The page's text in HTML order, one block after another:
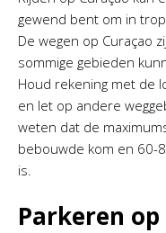
gewend bent om in
De wegen op Curaçao
sommige gebieden
Houd rekening met de
en let op andere
weten dat de
bebouwde kom en 60-
is.
Parkeren